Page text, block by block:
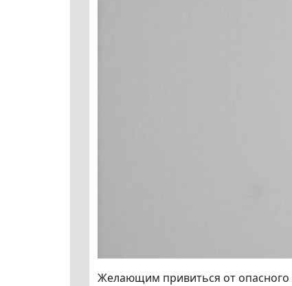
Желающим привиться от опасного